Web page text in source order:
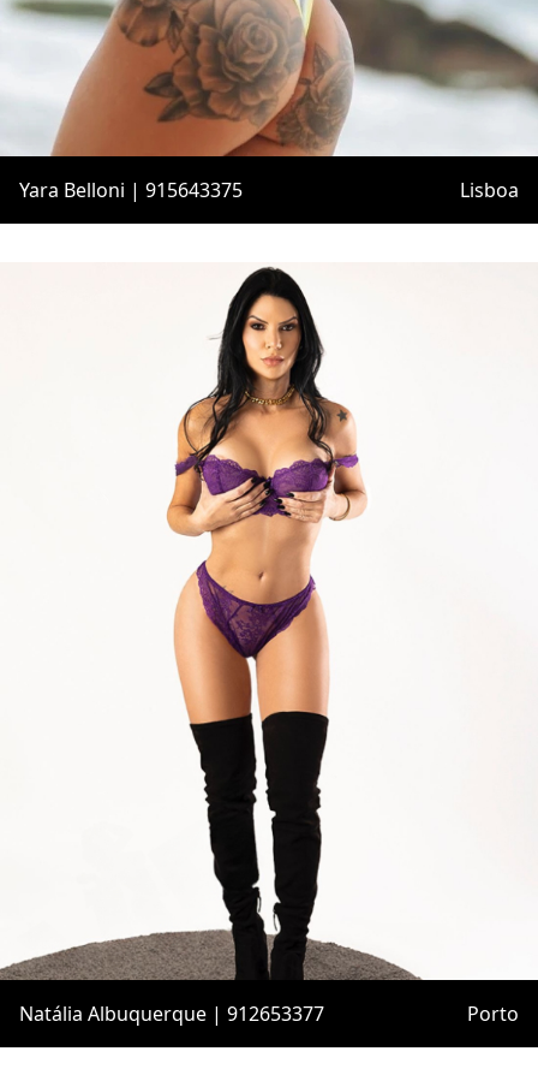
Yara Belloni | 915643375 Lisboa
Natália Albuquerque | 912653377 Porto